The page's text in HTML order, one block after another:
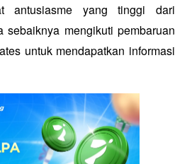
antusiasme yang tinggi dari
sebaiknya mengikuti pembaruan
untuk mendapatkan informasi